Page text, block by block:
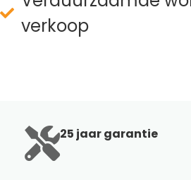
verkoop
25 jaar garantie